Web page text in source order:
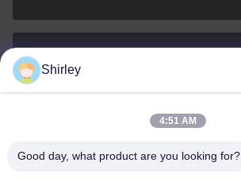
0086-18148506772
Shirley
4:51 AM
Good day, what product are you looking for?